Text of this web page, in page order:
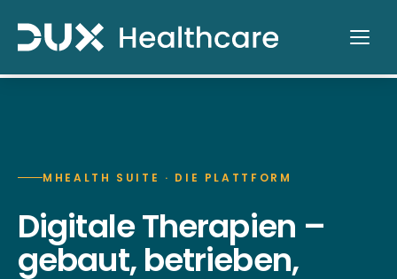
MHEALTH SUITE · DIE PLATTFORM
Digitale Therapien –
gebaut, betrieben,